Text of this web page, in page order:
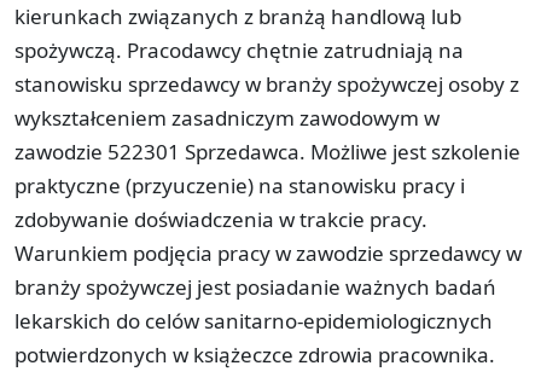
kierunkach związanych z branżą handlową lub
spożywczą. Pracodawcy chętnie zatrudniają na
stanowisku sprzedawcy w branży spożywczej osoby z
wykształceniem zasadniczym zawodowym w
zawodzie 522301 Sprzedawca. Możliwe jest szkolenie
praktyczne (przyuczenie) na stanowisku pracy i
zdobywanie doświadczenia w trakcie pracy.
Warunkiem podjęcia pracy w zawodzie sprzedawcy w
branży spożywczej jest posiadanie ważnych badań
lekarskich do celów sanitarno-epidemiologicznych
potwierdzonych w książeczce zdrowia pracownika.